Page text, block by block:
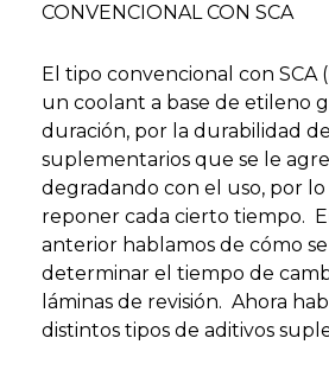
CONVENCIONAL CON SCA
El tipo convencional con SCA
un coolant a base de etileno
duración, por la durabilidad
suplementarios que se le
degradando con el uso, por
reponer cada cierto tiempo.
anterior hablamos de cómo
determinar el tiempo de
láminas de revisión. Ahora
distintos tipos de aditivos